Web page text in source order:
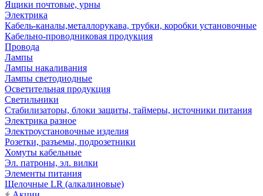
Ящики почтовые, урны
Электрика
Кабель-каналы,металлорукава, трубки, коробки установочные
Кабельно-проводниковая продукция
Провода
Лампы
Лампы накаливания
Лампы светодиодные
Осветительная продукция
Светильники
Стабилизаторы, блоки защиты, таймеры, источники питания
Электрика разное
Электроустановочные изделия
Розетки, разъемы, подрозетники
Хомуты кабельные
Эл. патроны, эл. вилки
Элементы питания
Щелочные LR (алкалиновые)